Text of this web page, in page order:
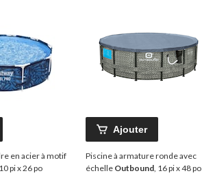
en acier à motif
pi x 26 po
Ajouter
Piscine à armature ronde avec
échelle Outbound , 16 pi x 48 po